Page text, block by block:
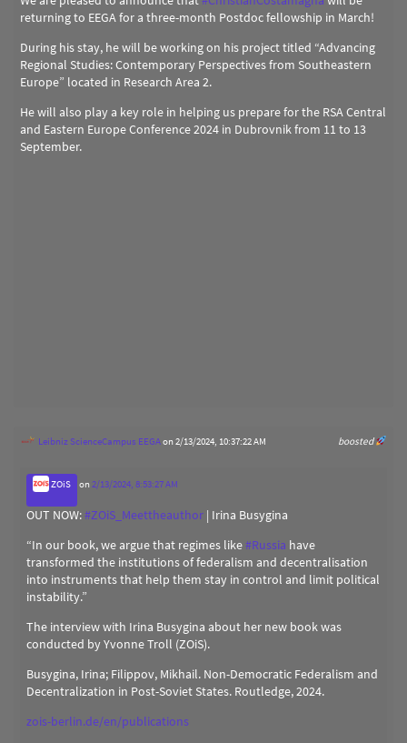
returning to EEGA for a three-month Postdoc fellowship in March!
During his stay, he will be working on his project titled “Advancing
Regional Studies: Contemporary Perspectives from Southeastern
Europe” located in Research Area 2.
He will also play a key role in helping us prepare for the RSA Central
and Eastern Europe Conference 2024 in Dubrovnik from 11 to 13
September.
boosted
Leibniz ScienceCampus EEGAon 2/13/2024, 10:37:22 AM
ZOiS on2/13/2024, 8:53:27 AM
OUT NOW:#ZOiS_Meettheauthor | Irina Busygina
“In our book, we argue that regimes like#Russia have
transformed the institutions of federalism and decentralisation
into instruments that help them stay in control and limit political
instability.”
The interview with Irina Busygina about her new book was
conducted by Yvonne Troll (ZOiS).
Busygina, Irina; Filippov, Mikhail. Non-Democratic Federalism and
Decentralization in Post-Soviet States. Routledge, 2024.
zois-berlin.de/en/publications